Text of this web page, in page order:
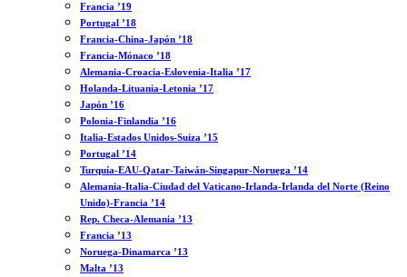
Francia ’19
Portugal ’18
Francia-China-Japón ’18
Francia-Mónaco ’18
Alemania-Croacia-Eslovenia-Italia ’17
Holanda-Lituania-Letonia ’17
Japón ’16
Polonia-Finlandia ’16
Italia-Estados Unidos-Suiza ’15
Portugal ’14
Turquía-EAU-Qatar-Taiwán-Singapur-Noruega ’14
Alemania-Italia-Ciudad del Vaticano-Irlanda-Irlanda del Norte (Reino
Unido)-Francia ’14
Rep. Checa-Alemania ’13
Francia ’13
Noruega-Dinamarca ’13
Malta ’13